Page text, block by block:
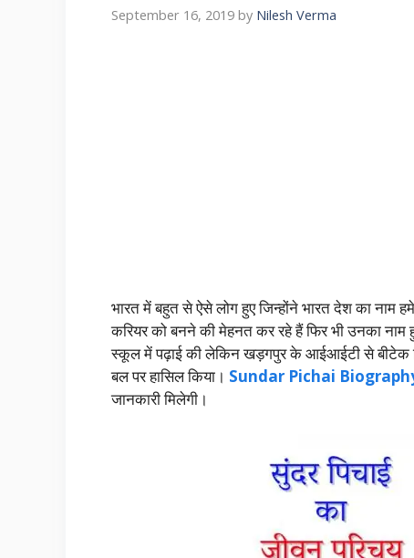
September 16, 2019 by Nilesh Verma
भारत में बहुत से ऐसे लोग हुए जिन्होंने भारत देश का
करियर को बनने की मेहनत कर रहे हैं फिर भी उनका
स्कूल में पढ़ाई की लेकिन खड़गपुर के आईआईटी से बीटेक
बल पर हासिल किया। Sundar Pichai
जानकारी मिलेगी।